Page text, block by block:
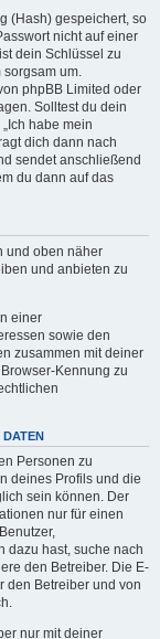
(Hash) gespeichert, so
nicht auf einer
dein Schlüssel zu
sorgsam um.
phpBB Limited oder
Solltest du dein
habe mein
dich dann nach
sendet anschließend
du dann auf das
und oben näher
und anbieten zu
einer
sowie den
zusammen mit deiner
Kennung zu
DATEN
Personen zu
deines Profils und die
sein können. Der
nur für einen
dazu hast, suche nach
den Betreiber. Die E-
den Betreiber und von
nur mit deiner